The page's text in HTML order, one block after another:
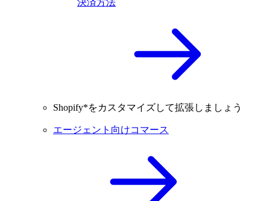
決済方法
Shopify*をカスタマイズして拡張しましょう
エージェント向けコマース